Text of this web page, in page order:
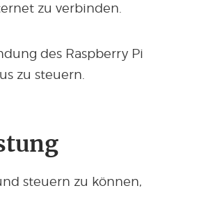
zu verbinden.
des Raspberry Pi
zu steuern.
steuern zu können,